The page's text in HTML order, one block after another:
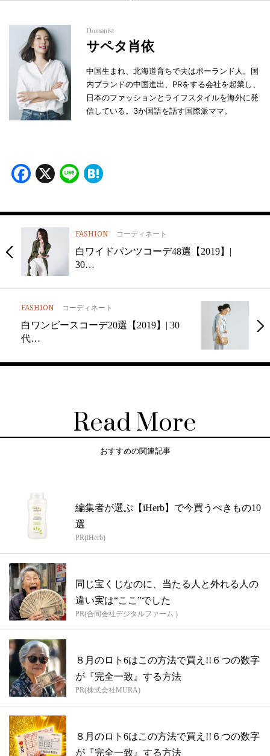
Domanist
サペタ肖依
中国生まれ、北海道育ちで夫はポーランド人。国
内ブランドの中国進出、PRをする会社を起業し、
日本のファッションとライフスタイルを海外に発
信している。3か国語を話す国際派ママ。
Facebook
X Line
FASHION コーディネート
白ワイドパンツコーデ48選【2019】|
30…
FASHION コーディネート
白ワンピースコーデ20選【2019】| 30
代…
Read More
おすすめの関連記事
編集者が選ぶ【iHerb】で今買うべきもの10
選
PR(iHerb)
同じ宝くじなのに、当たる人と外れる人の
違い実は“ここ”でした
PR(合同会社デジタルファーム )
８月のロト6はこの方法で買え!!６つの数字
が『完全一致』する方法
PR(株式会社MURA)
８月のロト6はこの方法で買え!!６つの数字
が『完全一致』する方法